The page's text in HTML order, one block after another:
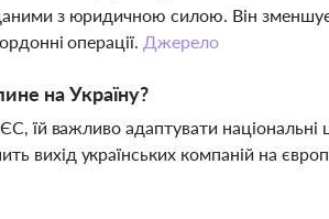
з юридичною силою. Він
операції. Джерело
на Україну?
їй важливо адаптувати національні
вихід українських компаній на